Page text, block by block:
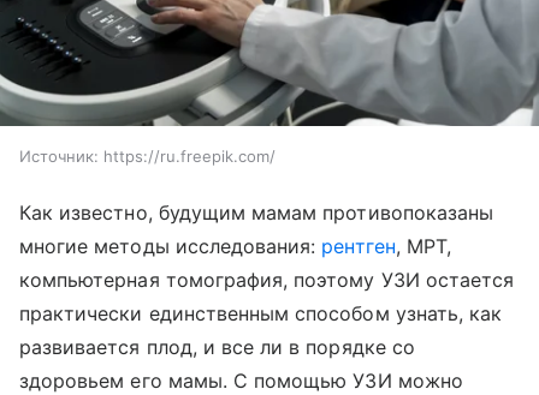
Источник: https://ru.freepik.com/
Как известно, будущим мамам противопоказаны
многие методы исследования: рентген, МРТ,
компьютерная томография, поэтому УЗИ остается
практически единственным способом узнать, как
развивается плод, и все ли в порядке со
здоровьем его мамы. С помощью УЗИ можно